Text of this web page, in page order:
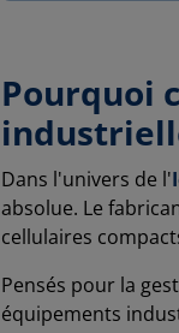
capteurs,
industriels tout en
locale ou distante.
applications IoT et
fonctionner de deux
CLOUD : pilotage
distance via
EDGE :
déclenchées par des
à ses nombreux
Pourquoi
Dans l'univers de l'
absolue. Le
cellulaires
Pensés pour la
équipements